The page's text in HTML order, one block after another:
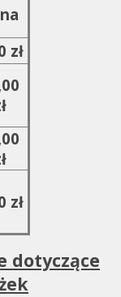
zł
zł
dotyczące